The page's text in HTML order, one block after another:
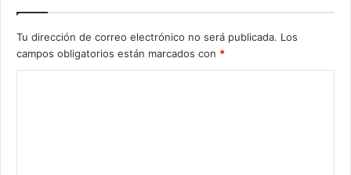
Tu dirección de correo electrónico no será publicada. Los
campos obligatorios están marcados con *